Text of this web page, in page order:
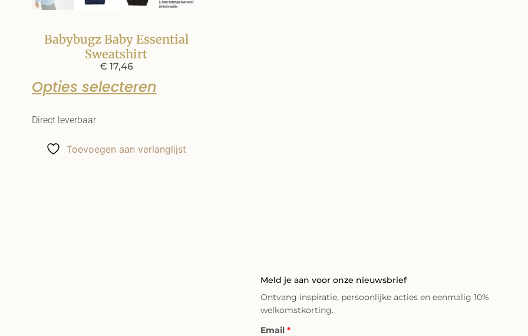
Babybugz Baby Essential
Sweatshirt
€ 17,46
Opties selecteren
Direct leverbaar
Toevoegen aan verlanglijst
Meld je aan voor onze nieuwsbrief
Ontvang inspiratie, persoonlijke acties en eenmalig 10%
welkomstkorting.
Email *